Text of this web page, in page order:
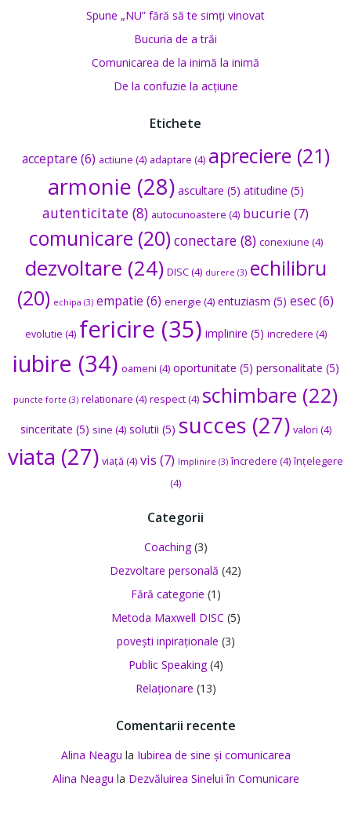
Spune „NU” fără să te simți vinovat
Bucuria de a trăi
Comunicarea de la inimă la inimă
De la confuzie la acțiune
Etichete
acceptare (6) actiune (4) adaptare (4) apreciere(21)
armonie (28) ascultare (5) atitudine (5)
autenticitate (8) autocunoastere (4) bucurie (7)
comunicare (20) conectare(8) conexiune (4)
dezvoltare (24) DISC(4) durere (3) echilibru
(20) echipa (3) empatie (6) energie (4) entuziasm (5) esec(6)
evolutie (4) fericire (35) implinire (5) incredere (4)
iubire (34) oameni (4) oportunitate (5) personalitate (5)
puncte forte (3) relationare (4) respect(4) schimbare (22)
sinceritate (5) sine (4) solutii (5) succes (27) valori (4)
viata (27) viață (4) vis (7) împlinire (3) încredere (4) înțelegere
(4)
Categorii
Coaching(3)
Dezvoltare personală (42)
Fără categorie (1)
Metoda Maxwell DISC (5)
povești inpiraționale (3)
Public Speaking(4)
Relaționare (13)
Comentarii recente
Alina Neagu la Iubirea de sine și comunicarea
Alina Neagu la Dezvăluirea Sinelui în Comunicare